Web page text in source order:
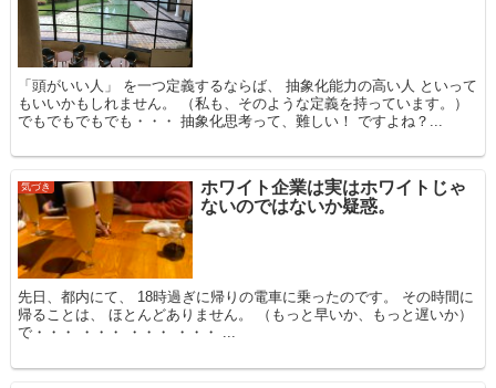
「頭がいい人」 を一つ定義するならば、 抽象化能力の高い人 といって
もいいかもしれません。 （私も、そのような定義を持っています。）
でもでもでもでも・・・ 抽象化思考って、難しい！ ですよね？...
気づき
ホワイト企業は実はホワイトじゃ
ないのではないか疑惑。
先日、都内にて、 18時過ぎに帰りの電車に乗ったのです。 その時間に
帰ることは、 ほとんどありません。 （もっと早いか、もっと遅いか）
で・・・ ・・・ ・・・ ・・・ ...